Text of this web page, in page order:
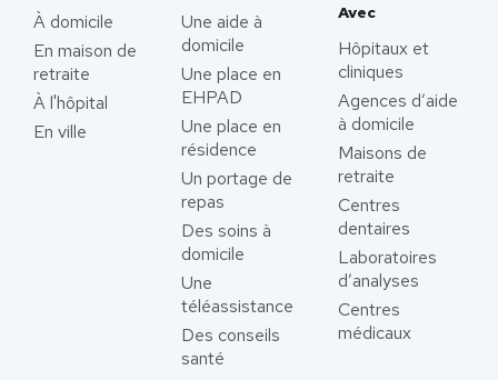
À domicile
En maison de
retraite
À l'hôpital
En ville
Une aide à
domicile
Une place en
EHPAD
Une place en
résidence
Un portage de
repas
Des soins à
domicile
Une
téléassistance
Des conseils
santé
Avec
Hôpitaux et
cliniques
Agences d’aide
à domicile
Maisons de
retraite
Centres
dentaires
Laboratoires
d’analyses
Centres
médicaux